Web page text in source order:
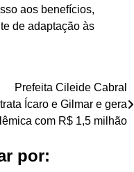
aos benefícios,
de adaptação às
Prefeita Cileide Cabral
Ícaro e Gilmar e gera
com R$ 1,5 milhão
por: